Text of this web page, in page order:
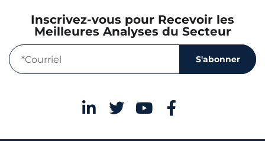
Inscrivez-vous pour Recevoir les
Meilleures Analyses du Secteur
S'abonner